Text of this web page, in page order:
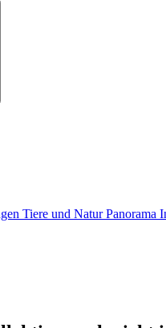
Tiere und NaturPanorama